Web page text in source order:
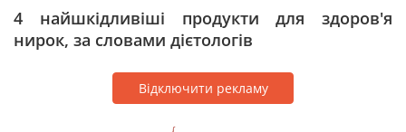
4 найшкідливіші продукти для здоров'я
нирок, за словами дієтологів
Відключити рекламу